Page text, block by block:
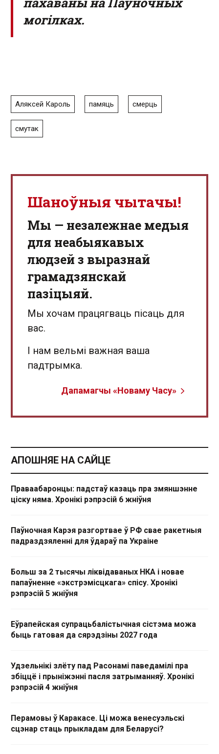
могілках.
Аляксей Кароль памяць смерць
смутак
Шаноўныя чытачы!
Мы — незалежнае медыя
для неабыякавых
людзей з выразнай
грамадзянскай
пазіцыяй.
Мы хочам працягваць пісаць для
вас.
І нам вельмі важная ваша
падтрымка.
Дапамагчы «Новаму Часу»
АПОШНЯЕ НА САЙЦЕ
Праваабаронцы: падстаў казаць пра змяншэнне
ціску няма. Хронікі рэпрэсій 6 жніўня
Паўночная Карэя разгортвае ў РФ свае ракетныя
падраздзяленні для ўдараў па Украіне
Больш за 2 тысячы ліквідаваных НКА і новае
папаўненне «экстрэмісцкага» спісу. Хронікі
рэпрэсій 5 жніўня
Еўрапейская супрацьбалістычная сістэма можа
быць гатовая да сярэдзіны 2027 года
Удзельнікі злёту пад Расонамі паведамілі пра
збіццё і прыніжэнні пасля затрыманняў. Хронікі
рэпрэсій 4 жніўня
Перамовы ў Каракасе. Ці можа венесуэльскі
сцэнар стаць прыкладам для Беларусі?